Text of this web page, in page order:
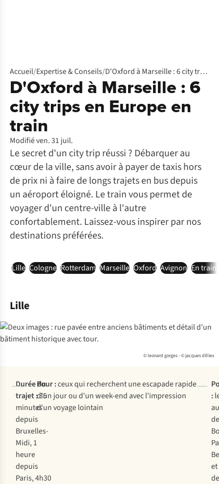
Accueil/Expertise & Conseils/ D'Oxford à Marseille : 6 city trips en Europe en train
D'Oxford à Marseille : 6
city trips en Europe en
train
Modifié ven. 31 juil.
Le secret d'un city trip réussi ? Débarquer au
cœur de la ville, sans avoir à payer de taxis hors
de prix ni à faire de longs trajets en bus depuis
un aéroport éloigné. Le train vous permet de
voyager d'un centre-ville à l'autre
confortablement. Laissez-vous inspirer par nos
destinations préférées.
Lille Cologne Rotterdam Marseille Oxford Avignon En train
Lille
© leonard gorges - © jacques dillies
Durée du
trajet :35
minutes
depuis
Bruxelles-
Midi, 1
heure
depuis
Paris, 4h30
Pour :ceux qui recherchent une escapade rapide
d'un jour ou d'un week-end avec l'impression
d'un voyage lointain
: